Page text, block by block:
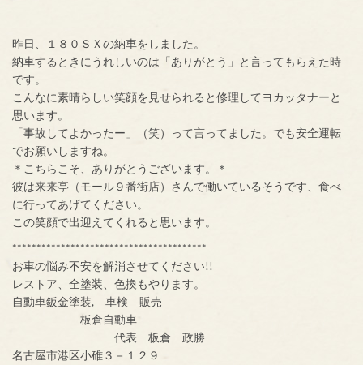
昨日、１８０ＳＸの納車をしました。
納車するときにうれしいのは「ありがとう」と言ってもらえた時
です。
こんなに素晴らしい笑顔を見せられると修理してヨカッタナーと
思います。
「事故してよかったー」（笑）って言ってました。でも安全運転
でお願いしますね。
＊こちらこそ、ありがとうございます。＊
彼は来来亭（モール９番街店）さんで働いているそうです、食べ
に行ってあげてください。
この笑顔で出迎えてくれると思います。
****************************************
お車の悩み不安を解消させてください!!
レストア、全塗装、色換もやります。
自動車鈑金塗装, 車検 販売
板倉自動車
代表 板倉 政勝
名古屋市港区小碓３－１２９